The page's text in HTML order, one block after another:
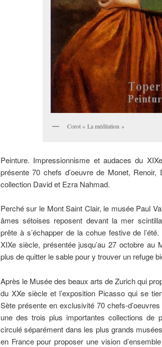
Corot « La méditation »
Peinture. Impressionnisme et audaces du
présente 70 chefs d’oeuvre de Monet,
collection David et Ezra Nahmad.
Perché sur le Mont Saint Clair, le musée Paul
âmes sétoises reposent devant la mer
prête à s’échapper de la cohue festive de
XIXe siècle, présentée jusqu’au 27 octobre
plus de quitter le sable pour y trouver un refuge
Après le Musée des beaux arts de Zurich qui
du XXe siècle et l’exposition Picasso qui se
Sète présente en exclusivité 70 chefs-
une des trois plus importantes collections de
circulé séparément dans les plus grands
en France pour proposer une vision